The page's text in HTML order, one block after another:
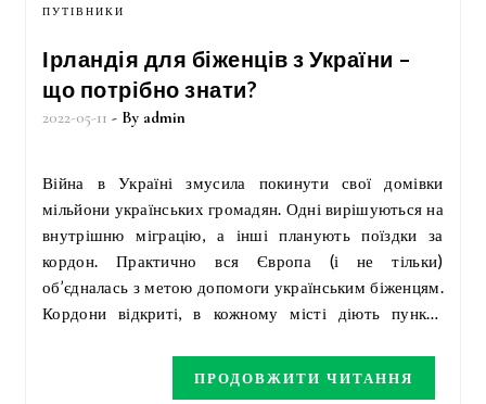
ПУТІВНИКИ
Ірландія для біженців з України –
що потрібно знати?
2022-05-11 - By admin
Війна в Україні змусила покинути свої домівки
мільйони українських громадян. Одні вирішуються на
внутрішню міграцію, а інші планують поїздки за
кордон. Практично вся Європа (і не тільки)
об’єдналась з метою допомоги українським біженцям.
Кордони відкриті, в кожному місті діють пункти
як виглядає ситуація в Ірландії. Ірландія для біженців з
ПРОДОВЖИТИ ЧИТАННЯ